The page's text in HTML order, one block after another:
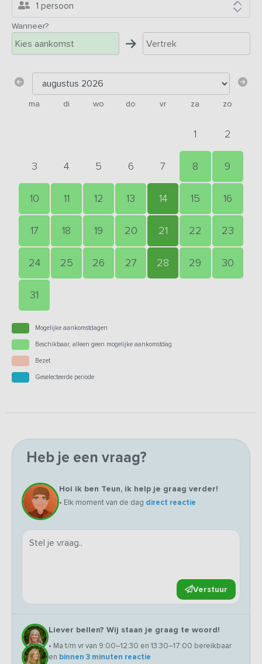
1 persoon
Wanneer?
ma di wo do vr za zo
1 2
3 4 5 6 7 8 9
10 11 12 13 14 15 16
17 18 19 20 21 22 23
24 25 26 27 28 29 30
31
Mogelijke aankomstdagen
Beschikbaar, alleen geen mogelijke aankomstdag
Bezet
Geselecteerde periode
Heb je een vraag?
Hoi ik ben Teun, ik help je graag verder!
• Elk moment van de dag direct reactie
Verstuur
Liever bellen? Wij staan je graag te woord!
• Ma t/m vr van 9:00–12:30 en 13:30–17:00 bereikbaar
en binnen 3 minuten reactie